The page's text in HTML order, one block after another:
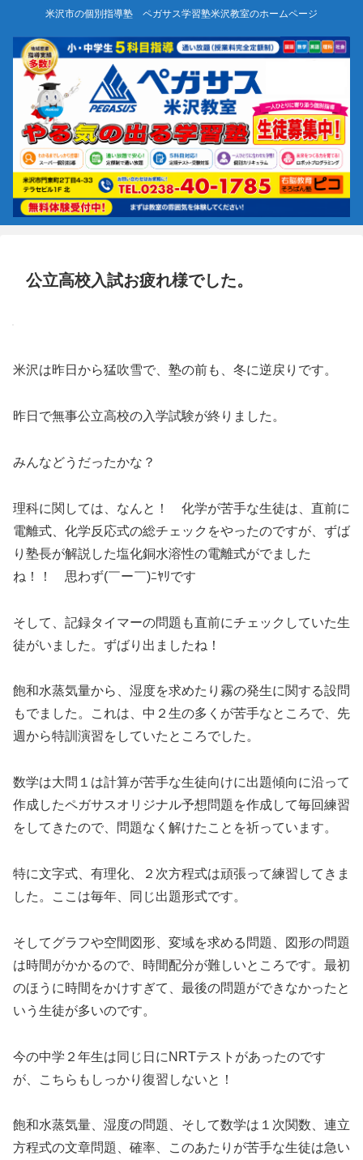
米沢市の個別指導塾 ペガサス学習塾米沢教室のホームページ
公立高校入試お疲れ様でした。
米沢は昨日から猛吹雪で、塾の前も、冬に逆戻りです。
昨日で無事公立高校の入学試験が終りました。
みんなどうだったかな？
理科に関しては、なんと！ 化学が苦手な生徒は、直前に
電離式、化学反応式の総チェックをやったのですが、ずば
り塾長が解説した塩化銅水溶性の電離式がでました
ね！！ 思わず(￣ー￣)ﾆﾔﾘです
そして、記録タイマーの問題も直前にチェックしていた生
徒がいました。ずばり出ましたね！
飽和水蒸気量から、湿度を求めたり霧の発生に関する設問
もでました。これは、中２生の多くが苦手なところで、先
週から特訓演習をしていたところでした。
数学は大問１は計算が苦手な生徒向けに出題傾向に沿って
作成したペガサスオリジナル予想問題を作成して毎回練習
をしてきたので、問題なく解けたことを祈っています。
特に文字式、有理化、２次方程式は頑張って練習してきま
した。ここは毎年、同じ出題形式です。
そしてグラフや空間図形、変域を求める問題、図形の問題
は時間がかかるので、時間配分が難しいところです。最初
のほうに時間をかけすぎて、最後の問題ができなかったと
いう生徒が多いのです。
今の中学２年生は同じ日にNRTテストがあったのです
が、こちらもしっかり復習しないと！
飽和水蒸気量、湿度の問題、そして数学は１次関数、連立
方程式の文章問題、確率、このあたりが苦手な生徒は急い